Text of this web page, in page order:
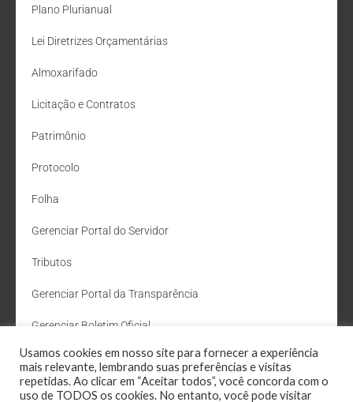
Plano Plurianual
Lei Diretrizes Orçamentárias
Almoxarifado
Licitação e Contratos
Patrimônio
Protocolo
Folha
Gerenciar Portal do Servidor
Tributos
Gerenciar Portal da Transparência
Gerenciar Boletim Oficial
Departamento de Água e Esgoto
Administração Site
Usamos cookies em nosso site para fornecer a experiência
mais relevante, lembrando suas preferências e visitas
repetidas. Ao clicar em “Aceitar todos”, você concorda com o
uso de TODOS os cookies. No entanto, você pode visitar